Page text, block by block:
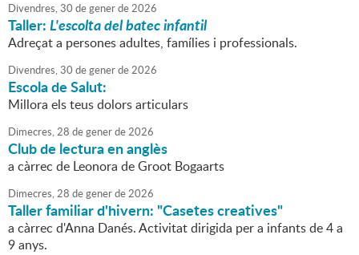
Divendres,30 degenerde2026
Taller:L'escolta del batec infantil
Adreçat a persones adultes, famílies i professionals.
Divendres,30 degenerde2026
Escola de Salut:
Millora els teus dolors articulars
Dimecres,28 degenerde2026
Club de lectura en anglès
a càrrec de Leonora de Groot Bogaarts
Dimecres,28 degenerde2026
Taller familiar d'hivern: "Casetes creatives"
a càrrec d'Anna Danés. Activitat dirigida per a infants de 4 a
9 anys.